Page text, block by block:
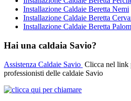
Installazione Caldaie Beretta Nemi
Installazione Caldaie Beretta
Installazione Caldaie Beretta
Hai una caldaia Savio?
Assistenza Caldaie Savio Clicca nel link
professionisti delle caldaie Savio